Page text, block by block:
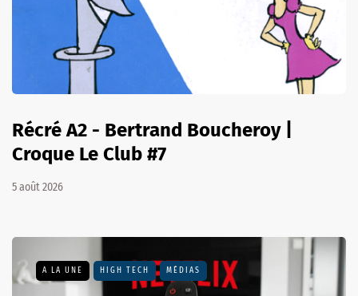
Récré A2 - Bertrand Boucheroy |
Croque Le Club #7
5 août 2026
A LA UNE HIGH TECH MÉDIAS